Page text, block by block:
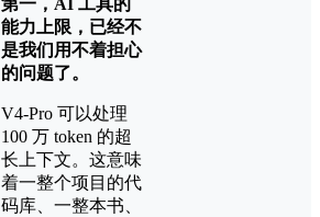
第一，AI 工具的
能力上限，已经不
是我们用不着担心
的问题了。
V4-Pro 可以处理
100 万 token 的超
长上下文。这意味
着一整个项目的代
码库、一整本书、